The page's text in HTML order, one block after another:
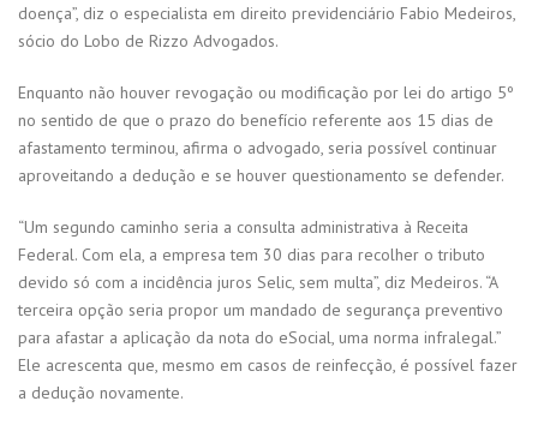
doença”, diz o especialista em direito previdenciário Fabio Medeiros,
sócio do Lobo de Rizzo Advogados.
Enquanto não houver revogação ou modificação por lei do artigo 5º
no sentido de que o prazo do benefício referente aos 15 dias de
afastamento terminou, afirma o advogado, seria possível continuar
aproveitando a dedução e se houver questionamento se defender.
“Um segundo caminho seria a consulta administrativa à Receita
Federal. Com ela, a empresa tem 30 dias para recolher o tributo
devido só com a incidência juros Selic, sem multa”, diz Medeiros. “A
terceira opção seria propor um mandado de segurança preventivo
para afastar a aplicação da nota do eSocial, uma norma infralegal.”
Ele acrescenta que, mesmo em casos de reinfecção, é possível fazer
a dedução novamente.